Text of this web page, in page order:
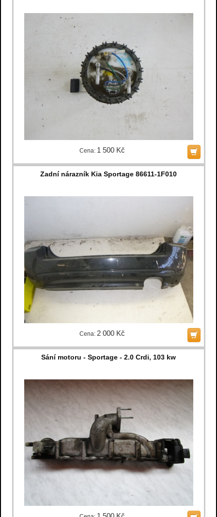
Cena: 1 500 Kč
Zadní nárazník Kia Sportage 86611-1F010
Cena: 2 000 Kč
Sání motoru - Sportage - 2.0 Crdi, 103 kw